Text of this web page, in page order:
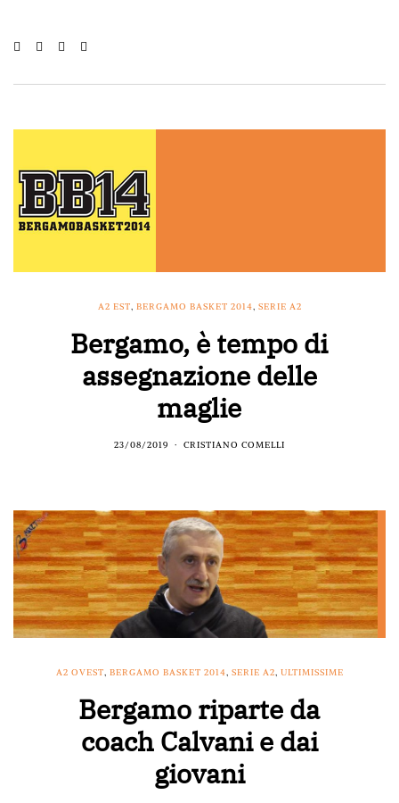
A2 EST, BERGAMO BASKET 2014, SERIE A2
Bergamo, è tempo di
assegnazione delle
maglie
23/08/2019 CRISTIANO COMELLI
A2 OVEST, BERGAMO BASKET 2014, SERIE A2, ULTIMISSIME
Bergamo riparte da
coach Calvani e dai
giovani